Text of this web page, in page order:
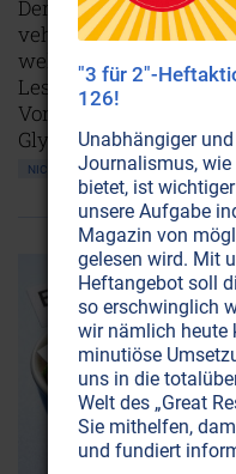
Der Überlinger Arzt
vehement dafür ein,
welche Gifte
Lesen Sie hier, was er
Vorträgen zu den
Glyzerin, Glutamat
NICHT ONLINE VERFÜGBAR
"3 für 2"-
126!
Unabhängiger
Journalismus,
bietet, ist
unsere Aufgabe
Magazin von
gelesen wird. Mit
Heftangebot soll
so erschwinglich
wir nämlich heute
minutiöse
uns in die
Welt des „Great
Sie mithelfen,
und fundiert